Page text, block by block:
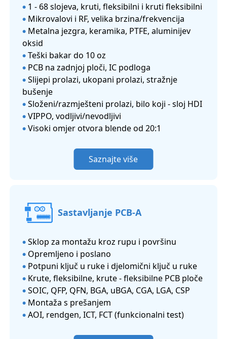
●1 - 68 slojeva, kruti, fleksibilni i kruti fleksibilni
●Mikrovalovi i RF, velika brzina/frekvencija
●Metalna jezgra, keramika, PTFE, aluminijev
oksid
●Teški bakar do 10 oz
●PCB na zadnjoj ploči, IC podloga
●Slijepi prolazi, ukopani prolazi, stražnje
bušenje
●Složeni/razmješteni prolazi, bilo koji - sloj HDI
●VIPPO, vodljivi/nevodljivi
●Visoki omjer otvora blende od 20:1
Saznajte više
Sastavljanje PCB-A
●Sklop za montažu kroz rupu i površinu
●Opremljeno i poslano
●Potpuni ključ u ruke i djelomični ključ u ruke
●Krute, fleksibilne, krute - fleksibilne PCB ploče
●SOIC, QFP, QFN, BGA, uBGA, CGA, LGA, CSP
●Montaža s prešanjem
●AOI, rendgen, ICT, FCT (funkcionalni test)